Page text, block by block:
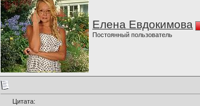
Елена Евдокимова
Постоянный пользователь
Цитата: